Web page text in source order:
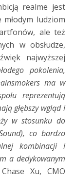
realme jest
ludziom
ale też
w obsłudze,
najwyższej
pokolenia,
ma w
reprezentują
głębszy wgląd i
w stosunku do
co bardzo
kombinacji i
a dedykowanym
Xu, CMO